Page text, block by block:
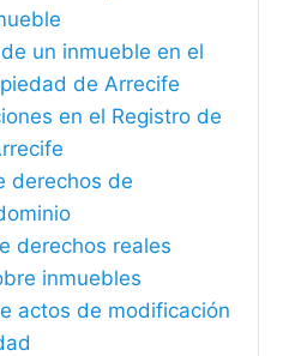
un inmueble en el
de Arrecife
en el Registro de
derechos de
derechos reales
inmuebles
actos de modificación